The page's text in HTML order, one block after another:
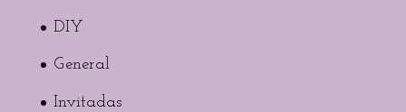
DIY
General
Invitadas